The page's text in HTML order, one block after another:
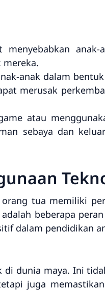
anak-
anak dalam
merusak
atau
sebaya dan
tua memiliki
beberapa
dalam pendidikan
dunia maya. Ini
juga